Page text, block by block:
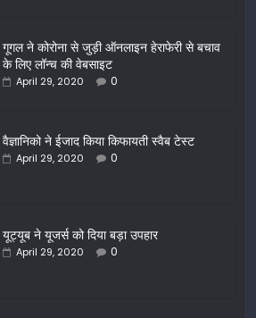
गूगल ने कोरोना से जुड़ी ऑनलाइन हेराफेरी से बचाव
के लिए लॉन्च की वेबसाइट
April 29, 2020 0
वैज्ञानिको ने ईजाद किया किफायती स्वैब टेस्ट
April 29, 2020 0
यूट्यूब ने यूजर्स को दिया बड़ा उपहार
April 29, 2020 0